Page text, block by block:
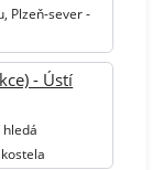
Plzeň-sever -
- Ústí